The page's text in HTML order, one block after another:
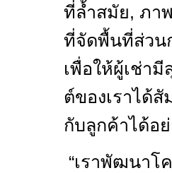
ที่ล้ำสมัย, ภา
ที่จัดพื้นที่ส่วน
เพื่อให้ผู้เช่า
ต์ของเราได้
กับลูกค้าได้อย่
“เราพัฒนา